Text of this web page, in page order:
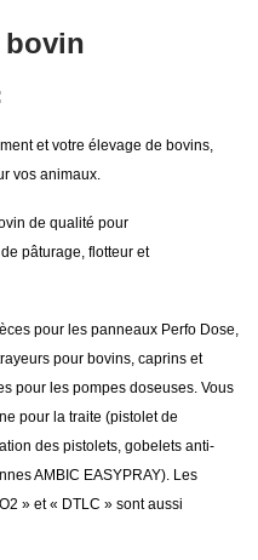
bovin
et votre élevage de bovins,
vos animaux.
de qualité pour
pâturage, flotteur et
pour les panneaux Perfo Dose,
pour bovins, caprins et
pour les pompes doseuses. Vous
pour la traite (pistolet de
des pistolets, gobelets anti-
AMBIC EASYPRAY). Les
» et « DTLC » sont aussi